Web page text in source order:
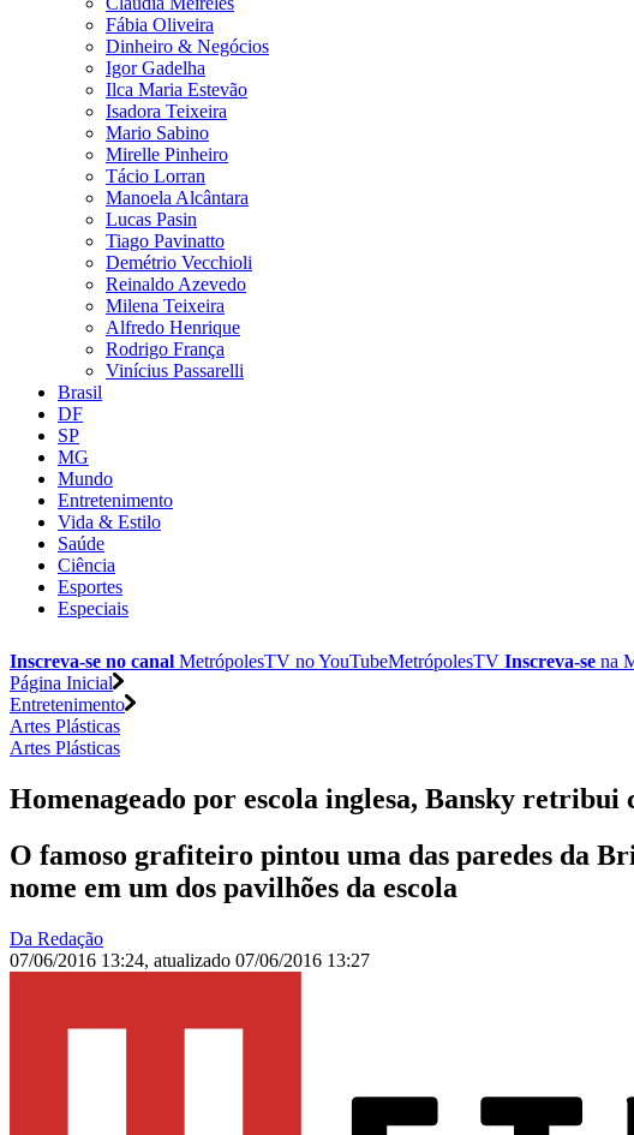
Fábia Oliveira
Dinheiro & Negócios
Igor Gadelha
Ilca Maria Estevão
Isadora Teixeira
Mario Sabino
Mirelle Pinheiro
Tácio Lorran
Manoela Alcântara
Lucas Pasin
Tiago Pavinatto
Demétrio Vecchioli
Reinaldo Azevedo
Milena Teixeira
Alfredo Henrique
Rodrigo França
Vinícius Passarelli
Brasil
DF
SP
MG
Mundo
Entretenimento
Vida & Estilo
Saúde
Ciência
Esportes
Especiais
Inscreva-se no canal MetrópolesTV noYouTubeMetrópolesTV Inscreva-se na
Página Inicial
Entretenimento
Artes Plásticas
Artes Plásticas
Homenageado por escola inglesa, Bansky retribui
O famoso grafiteiro pintou uma das paredes da
nome em um dos pavilhões da escola
Da Redação
07/06/2016 13:24, atualizado 07/06/2016 13:27